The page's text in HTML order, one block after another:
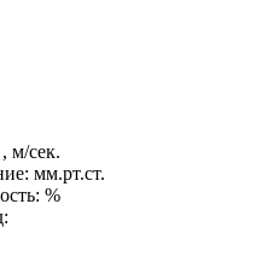
м/сек.
мм.рт.ст.
%